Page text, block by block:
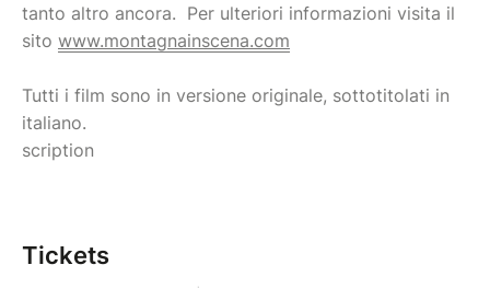
tanto altro ancora. Per ulteriori informazioni visita il
sito www.montagnainscena.com
Tutti i film sono in versione originale, sottotitolati in
italiano.
scription
Tickets